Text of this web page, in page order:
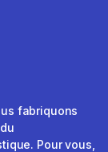
fabriquons
Pour vous,